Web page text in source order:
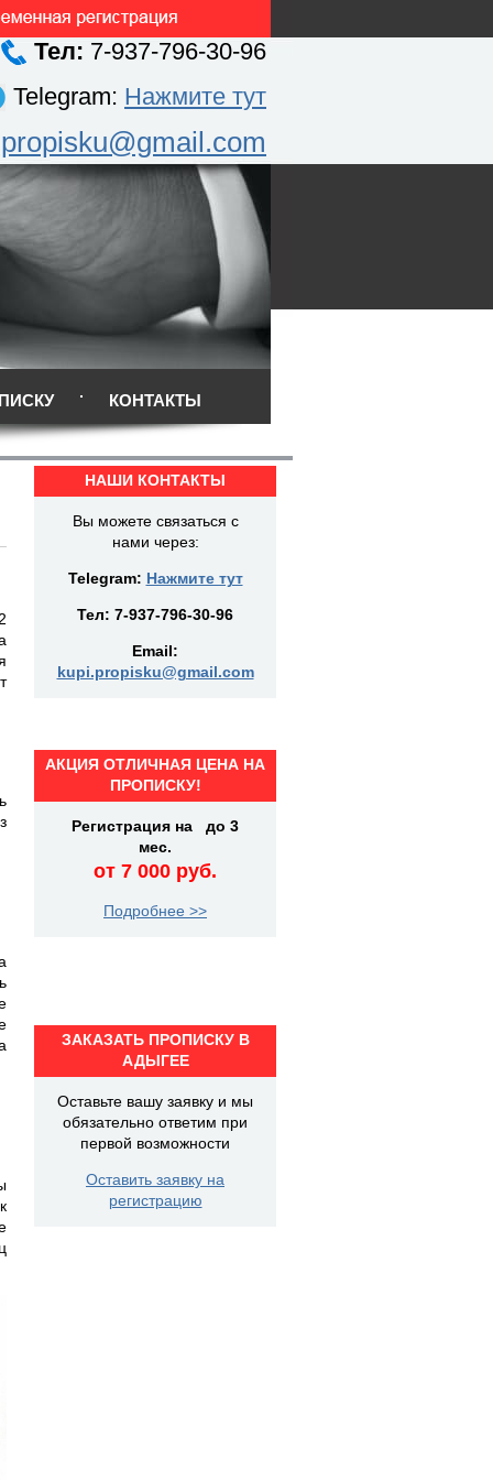
Тел: 7-937-796-30-96
Telegram: Нажмите тут
КОНТАКТЫ
НАШИ КОНТАКТЫ
Вы можете связаться с
нами через:
Telegram: Нажмите тут
Тел: 7-937-796-30-96
Email:
kupi.propisku@gmail.com
АКЦИЯ ОТЛИЧНАЯ ЦЕНА НА
ПРОПИСКУ!
Регистрация на до 3
мес.
от 7 000 руб.
Подробнее >>
ЗАКАЗАТЬ ПРОПИСКУ В
АДЫГЕЕ
Оставьте вашу заявку и мы
обязательно ответим при
первой возможности
Оставить заявку на
регистрацию